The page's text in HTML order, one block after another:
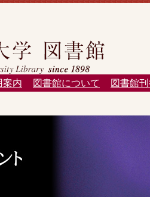
案内 図書館について 図書館